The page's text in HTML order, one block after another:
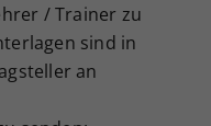
/ Trainer zu
sind in
an